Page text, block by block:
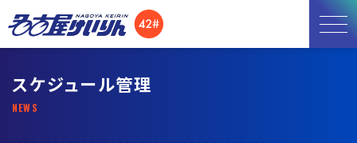
開催日程
スケジュール管理